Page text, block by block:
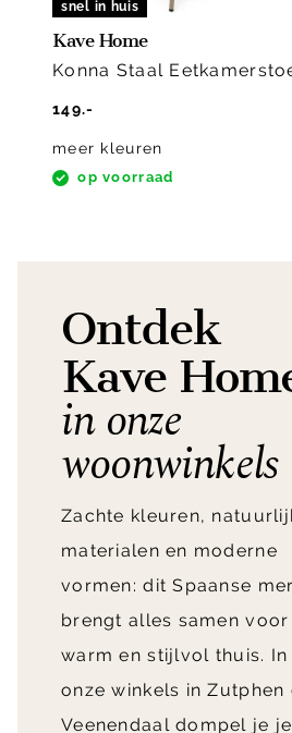
snel in huis
Kave Home
Konna Staal
149.-
meer kleuren
op voorraad
Ontdek
Kave
in onze
woonwinkels
Zachte kleuren,
materialen en moderne
vormen: dit Spaanse
brengt alles samen voor
warm en stijlvol thuis. In
onze winkels in Zutphen
Veenendaal dompel je je